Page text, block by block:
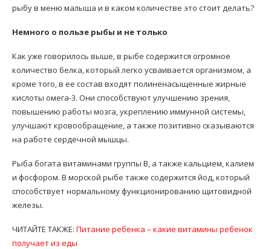
рыбу в меню малыша и в каком количестве это стоит делать?
Немного о пользе рыбы и не только
Как уже говорилось выше, в рыбе содержится огромное
количество белка, который легко усваивается организмом, а
кроме того, в ее состав входят полиненасыщенные жирные
кислоты омега-3. Они способствуют улучшению зрения,
повышению работы мозга, укреплению иммунной системы,
улучшают кровообращение, а также позитивно сказываются
на работе сердечной мышцы.
Рыба богата витаминами группы В, а также кальцием, калием
и фосфором. В морской рыбе также содержится йод, который
способствует нормальному функционированию щитовидной
железы.
ЧИТАЙТЕ ТАКЖЕ: Питание ребенка – какие витамины ребенок
получает из еды